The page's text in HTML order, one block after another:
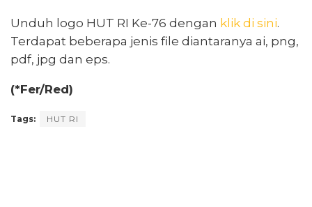
Unduh logo HUT RI Ke-76 dengan klik di sini.
Terdapat beberapa jenis file diantaranya ai, png,
pdf, jpg dan eps.
(*Fer/Red)
Tags: HUT RI